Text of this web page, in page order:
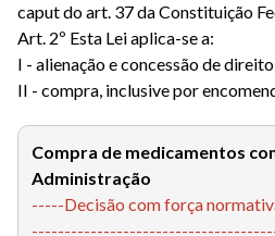
caput do art. 37 da Constituição
Art. 2º Esta Lei aplica-se a:
I - alienação e concessão de
II - compra, inclusive por
Compra de medicamentos
Administração
-----Decisão com força